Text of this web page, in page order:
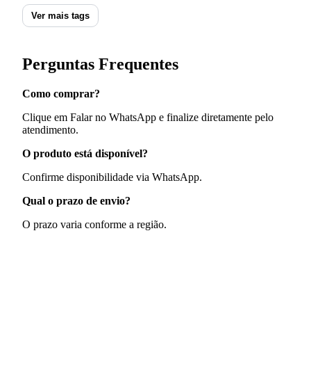
Ver mais tags
Perguntas Frequentes
Como comprar?
Clique em Falar no WhatsApp e finalize diretamente pelo
atendimento.
O produto está disponível?
Confirme disponibilidade via WhatsApp.
Qual o prazo de envio?
O prazo varia conforme a região.